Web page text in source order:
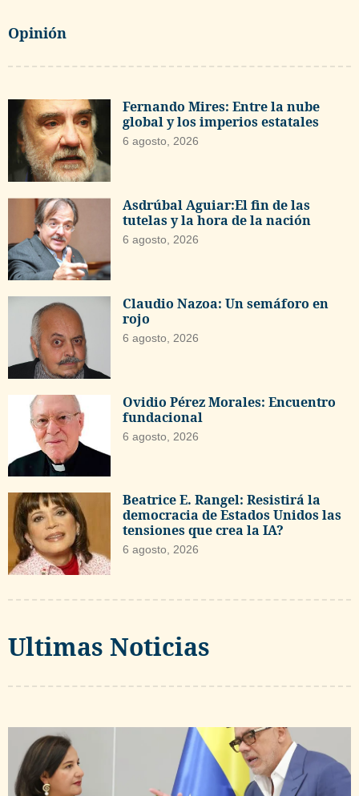
Opinión
Fernando Mires: Entre la nube
global y los imperios estatales
6 agosto, 2026
Asdrúbal Aguiar:El fin de las
tutelas y la hora de la nación
6 agosto, 2026
Claudio Nazoa: Un semáforo en
rojo
6 agosto, 2026
Ovidio Pérez Morales: Encuentro
fundacional
6 agosto, 2026
Beatrice E. Rangel: Resistirá la
democracia de Estados Unidos las
tensiones que crea la IA?
6 agosto, 2026
Ultimas Noticias